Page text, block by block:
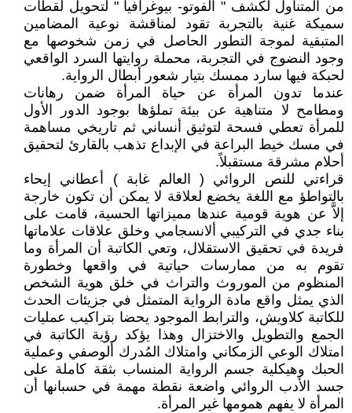
من المتناول لكشف " الفوتو- بيوغرافيا " لتحويل لقطات
سميكة غنية بالتجربة تقود لمناقشة نوعية المضامين
المتبقية لموجة التطور الحاصل في زمن شخوصها مع
وجود النضوج في التجربة، محملة روايتها السرد الواقعي
لحبكة فيها سارد ممسك بتيار شعور أبطال الرواية.
عندما تدون المرأة عن حياة المرأة ضمن رهانات
ومطامح لا متناهية عن بيئة تملؤها بوجود الدور الأول
للمرأة تعطي فسحة لتوثيق أنساني ثم تاريخي مساهمة
في مسك خيط البراعة في الإبداع تذهب بالقارئ لتحقيق
أحلام مشرقة مستقبلاً.
قراءتي للنص الروائي ( العالم غابة ) أعطاني إيحاء
بالتواطؤ مع اللغة يخضع لعلاقة لا يمكن أن تكون خارجة
إلاَّ عن هوية قومية عندها مميزاتها الحسية، قامت على
بناء جدي في التركيبي ألانسجامي وخلق علاقات علاماتها
فريدة في تحقيق الاستقلال، وتعي الكاتبة أن المرأة وما
تقوم به من ممارسات حياتية في واقعها وخطورة
المنظوم من الموروث والتراث في خلق هوية الشخص
الذي يمثل واقع مادة الرواية المتمثل في جزيئات الحدث
للكاتبة كلاويش، والترابط الموجود يحضا بتراكيب عمليات
الجمع والتطويل والاختزال وهذا يؤكد رؤية الكاتبة في
امتلاك الوعي الزمكاني وامتلاك المُدرك ألوصفي وعملية
الحبك وهيكلية جسم الرواية المنساب بثقة كاملة على
جسد الأدب الروائي واضعة نقطة مهمة في حسبانها أن
المرأة لا يفهم همومها غير المرأة.